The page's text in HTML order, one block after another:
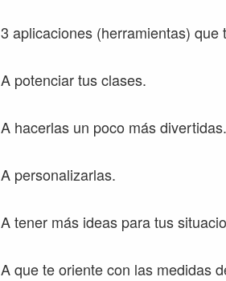
3 aplicaciones (herramientas)
A potenciar tus clases.
A hacerlas un poco más divertidas.
A personalizarlas.
A tener más ideas para tus
A que te oriente con las medidas